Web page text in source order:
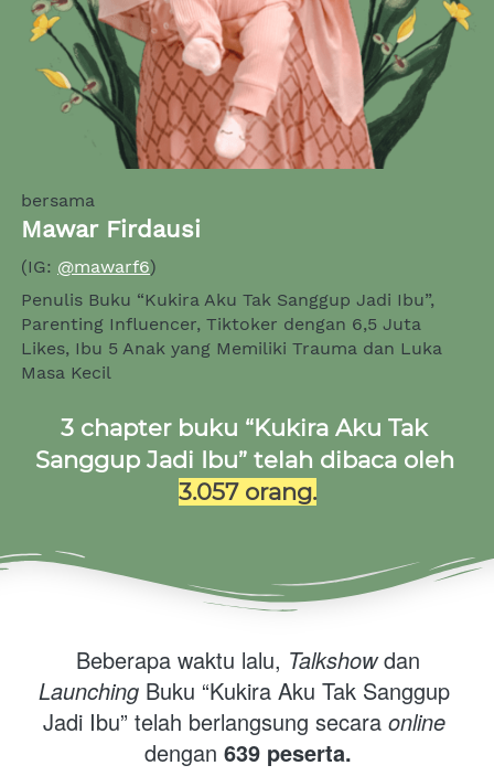
bersama
Mawar Firdausi
(IG: @mawarf6)
Parenting Influencer, Tiktoker dengan 6,5 Juta
Likes, Ibu 5 Anak yang Memiliki Trauma dan Luka
Masa Kecil
3 chapter buku “Kukira Aku Tak
3.057 orang.
Beberapa waktu lalu, Talkshow
Launching Buku “Kukira Aku Tak Sanggup
Jadi Ibu” telah berlangsung secara online
dengan 639 peserta.